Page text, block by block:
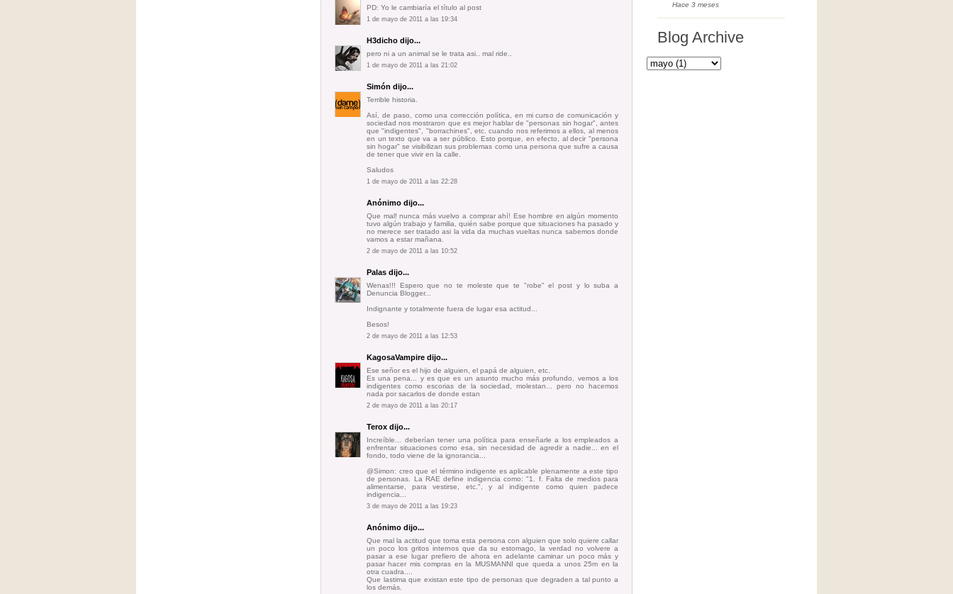
PD: Yo le cambiaría el título al post
1 de mayo de 2011 a las 19:34
H3dicho dijo...
pero ni a un animal se le trata asi.. mal ride..
1 de mayo de 2011 a las 21:02
Simón dijo...
Terrible historia.
Así, de paso, como una corrección política, en mi curso de comunicación y
sociedad nos mostraron que es mejor hablar de "personas sin hogar", antes
que "indigentes", "borrachines", etc. cuando nos referimos a ellos, al menos
en un texto que va a ser público. Esto porque, en efecto, al decir "persona
sin hogar" se visibilizan sus problemas como una persona que sufre a causa
de tener que vivir en la calle.
Saludos
1 de mayo de 2011 a las 22:28
Anónimo dijo...
Que mal! nunca más vuelvo a comprar ahí! Ese hombre en algún momento
tuvo algún trabajo y familia, quién sabe porque que situaciones ha pasado y
no merece ser tratado asi la vida da muchas vueltas nunca sabemos donde
vamos a estar mañana.
2 de mayo de 2011 a las 10:52
Palas dijo...
Wenas!!! Espero que no te moleste que te "robe" el post y lo suba a
Denuncia Blogger...
Indignante y totalmente fuera de lugar esa actitud...
Besos!
2 de mayo de 2011 a las 12:53
KagosaVampire dijo...
Ese señor es el hijo de alguien, el papá de alguien, etc.
Es una pena... y es que es un asunto mucho más profundo, vemos a los
indigentes como escorias de la sociedad, molestan... pero no hacemos
nada por sacarlos de donde estan
2 de mayo de 2011 a las 20:17
Terox dijo...
Increíble... deberían tener una política para enseñarle a los empleados a
enfrentar situaciones como esa, sin necesidad de agredir a nadie... en el
fondo, todo viene de la ignorancia...
@Simon: creo que el término indigente es aplicable plenamente a este tipo
de personas. La RAE define indigencia como: "1. f. Falta de medios para
alimentarse, para vestirse, etc.", y al indigente como quien padece
indigencia...
3 de mayo de 2011 a las 19:23
Anónimo dijo...
Que mal la actitud que toma esta persona con alguien que solo quiere callar
un poco los gritos internos que da su estomago, la verdad no volvere a
pasar a ese lugar prefiero de ahora en adelante caminar un poco más y
pasar hacer mis compras en la MUSMANNI que queda a unos 25m en la
otra cuadra....
Que lastima que existan este tipo de personas que degraden a tal punto a
los demás.
Hace 3 meses
Blog Archive